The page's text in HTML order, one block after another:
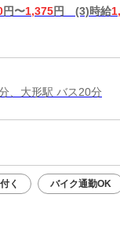
円〜1,375円 (3)時給
、大形駅 バス20分
く バイク通勤OK